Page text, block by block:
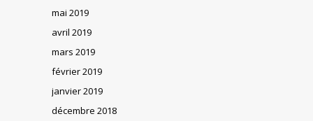
mai 2019
avril 2019
mars 2019
février 2019
janvier 2019
décembre 2018